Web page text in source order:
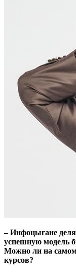
– Инфоцыгане
успешную модель
Можно ли на
курсов?